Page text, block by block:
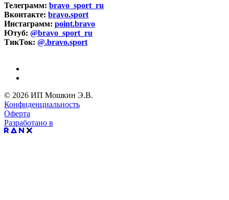
Телеграмм: bravo_sport_ru
Вконтакте: bravo.sport
Инстаграмм: point.bravo
Ютуб: @bravo_sport_ru
ТикТок: @.bravo.sport
© 2026 ИП Мошкин Э.В.
Конфиденциальность
Оферта
Разработано в